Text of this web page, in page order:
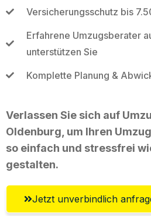
Versicherungsschutz bis
Erfahrene Umzugsberater
unterstützen Sie
Komplette Planung &
Verlassen Sie sich auf
Oldenburg, um Ihren
so einfach und stressfrei
gestalten.
Jetzt unverbindlich